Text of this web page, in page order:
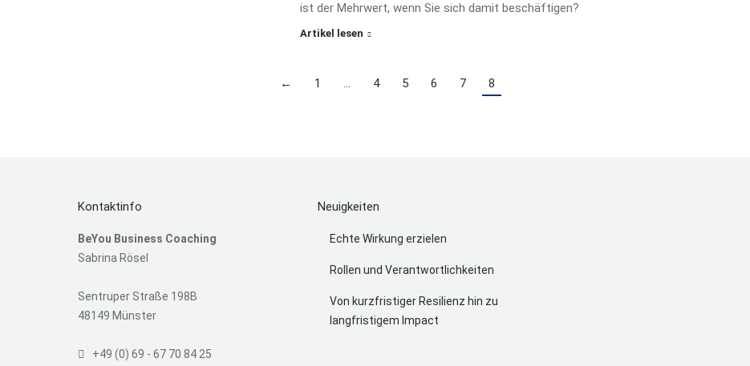
ist der Mehrwert, wenn Sie sich damit beschäftigen?
Artikel lesen
← 1 … 4 5 6 7 8
Kontaktinfo
BeYou Business Coaching
Sabrina Rösel
Sentruper Straße 198B
48149 Münster
+49 (0) 69 - 67 70 84 25
Neuigkeiten
Echte Wirkung erzielen
Rollen und Verantwortlichkeiten
Von kurzfristiger Resilienz hin zu
langfristigem Impact